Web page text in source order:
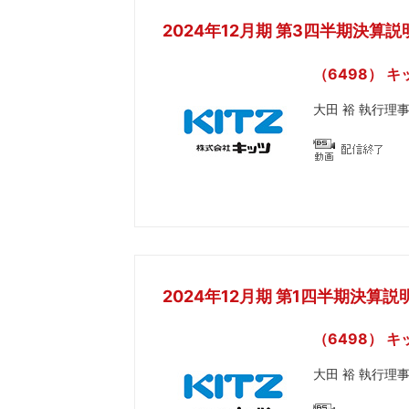
2024年12月期 第3四半期決算説
（6498） キ
大田 裕 執行理事
2024年12月期 第1四半期決算説
（6498） キ
大田 裕 執行理事